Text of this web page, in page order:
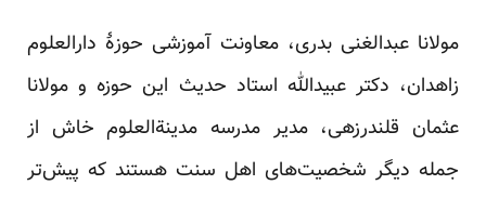
مولانا عبدالغنی بدری، معاونت آموزشی حوزهٔ دارالعلوم
زاهدان، دکتر عبیدالله استاد حدیث این حوزه و مولانا
عثمان قلندرزهی، مدیر مدرسه مدینة‌العلوم خاش از
جمله دیگر شخصیت‌های اهل سنت هستند که پیش‌تر